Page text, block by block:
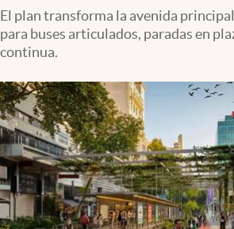
El plan transforma la avenida
para buses articulados, paradas en
continua.